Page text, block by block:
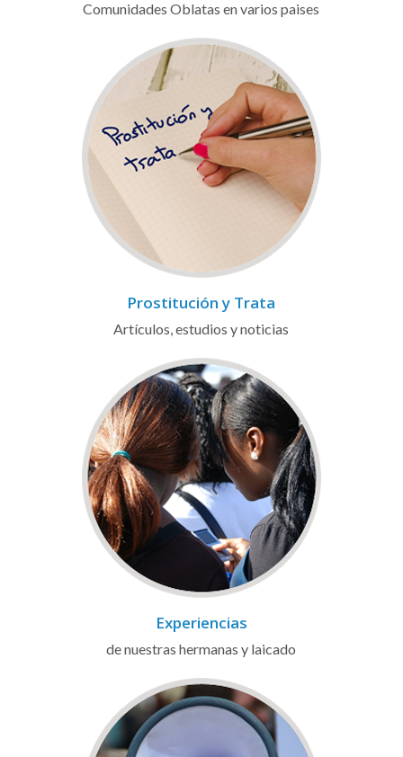
Comunidades Oblatas en varios paises
Prostitución y Trata
Artículos, estudios y noticias
Experiencias
de nuestras hermanas y laicado